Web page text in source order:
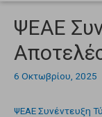
ΨΕΑΕ
6 Οκτωβρίου, 2025
ΨΕΑΕ Συνέντευξη